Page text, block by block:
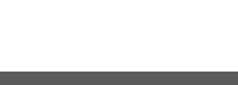
- Posição: Fixo, (entre os passadores rondelli)